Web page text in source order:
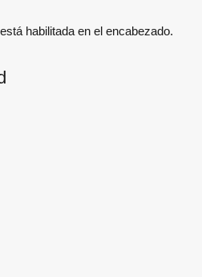
habilitada en el encabezado.